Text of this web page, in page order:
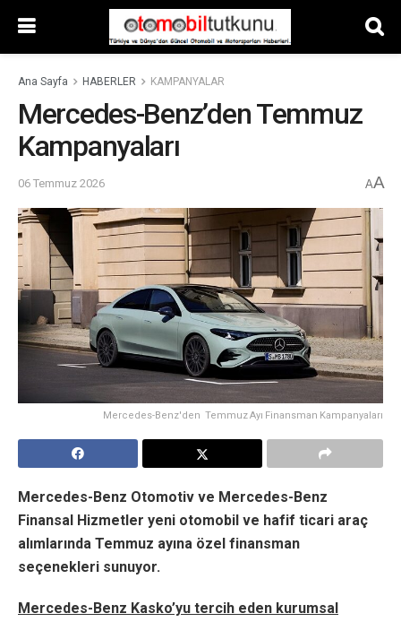
Ana Sayfa HABERLER KAMPANYALAR
Mercedes-Benz’den Temmuz
Kampanyaları
06 Temmuz 2026 AA
Mercedes-Benz'den Temmuz Ayı Finansman Kampanyaları
Mercedes-Benz Otomotiv ve Mercedes-Benz
Finansal Hizmetler yeni otomobil ve hafif ticari araç
alımlarında Temmuz ayına özel finansman
seçenekleri sunuyor.
Mercedes-Benz Kasko’yu tercih eden kurumsal